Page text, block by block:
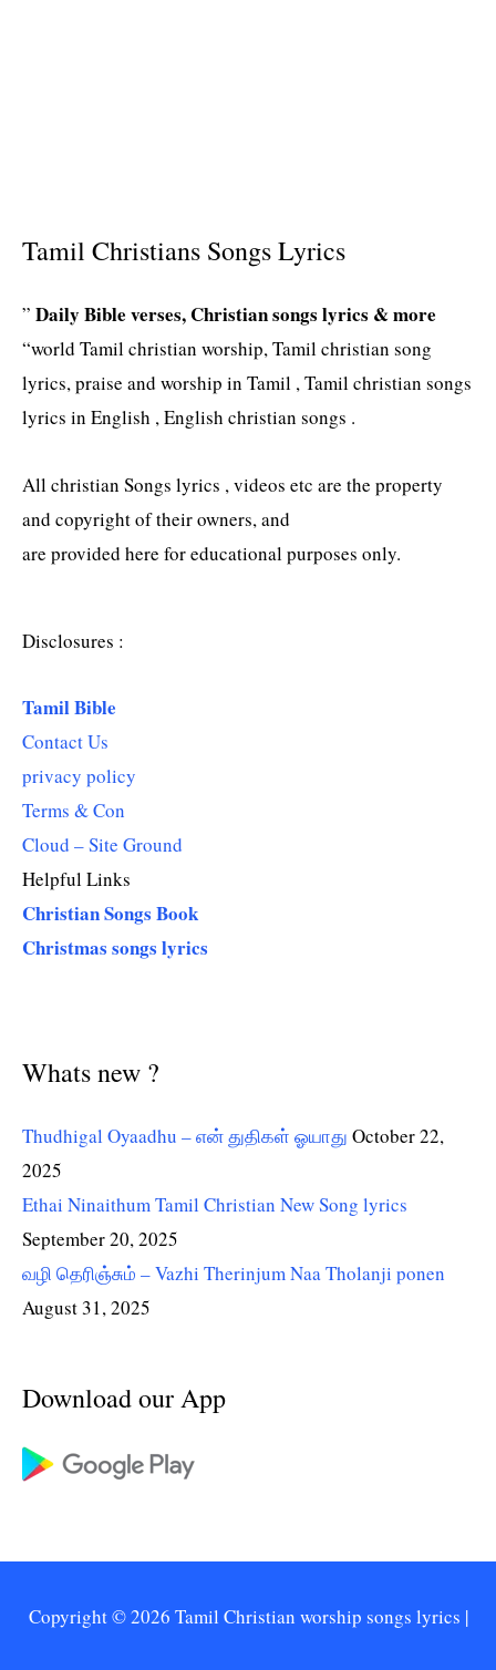
Tamil Christians Songs Lyrics
” Daily Bible verses, Christian songs lyrics & more
“world Tamil christian worship, Tamil christian song
lyrics, praise and worship in Tamil , Tamil christian songs
lyrics in English , English christian songs .
All christian Songs lyrics , videos etc are the property
and copyright of their owners, and
are provided here for educational purposes only.
Disclosures :
Tamil Bible
Contact Us
privacy policy
Terms & Con
Cloud – Site Ground
Helpful Links
Christian Songs Book
Christmas songs lyrics
Whats new ?
Thudhigal Oyaadhu – என் துதிகள் ஓயாது October 22,
2025
Ethai Ninaithum Tamil Christian New Song lyrics
September 20, 2025
வழி தெரிஞ்சும் – Vazhi Therinjum Naa Tholanji ponen
August 31, 2025
Download our App
Copyright © 2026 Tamil Christian worship songs lyrics |